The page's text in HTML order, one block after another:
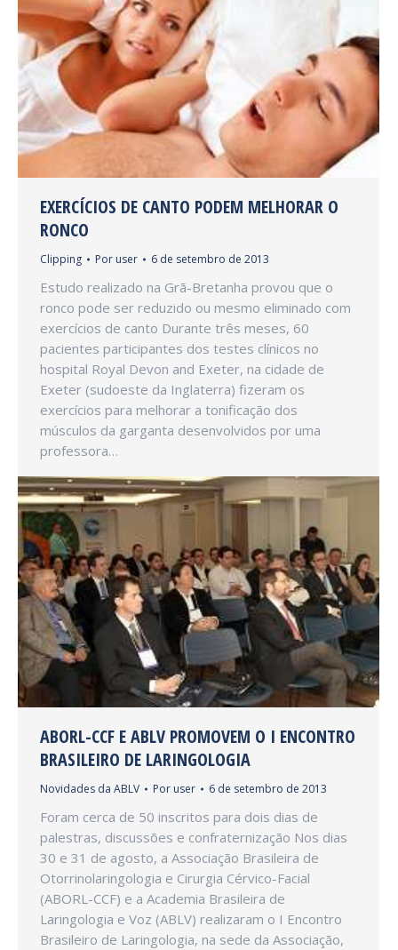
EXERCÍCIOS DE CANTO PODEM MELHORAR O
RONCO
Clipping Por user 6 de setembro de 2013
Estudo realizado na Grã-Bretanha provou que o
ronco pode ser reduzido ou mesmo eliminado com
exercícios de canto Durante três meses, 60
pacientes participantes dos testes clínicos no
hospital Royal Devon and Exeter, na cidade de
Exeter (sudoeste da Inglaterra) fizeram os
exercícios para melhorar a tonificação dos
músculos da garganta desenvolvidos por uma
professora…
ABORL-CCF E ABLV PROMOVEM O I ENCONTRO
BRASILEIRO DE LARINGOLOGIA
Novidades da ABLV Por user 6 de setembro de 2013
Foram cerca de 50 inscritos para dois dias de
palestras, discussões e confraternização Nos dias
30 e 31 de agosto, a Associação Brasileira de
Otorrinolaringologia e Cirurgia Cérvico-Facial
(ABORL-CCF) e a Academia Brasileira de
Laringologia e Voz (ABLV) realizaram o I Encontro
Brasileiro de Laringologia, na sede da Associação,